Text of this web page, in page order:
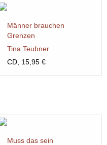
Männer brauchen
Grenzen
Tina Teubner
CD, 15,95 €
Muss das sein